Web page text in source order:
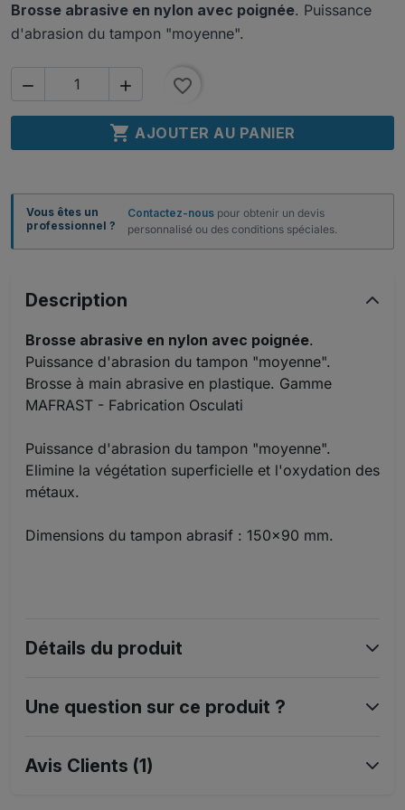
Brosse abrasive en nylon avec poignée. Puissance
d'abrasion du tampon "moyenne".
  favorite_border
 AJOUTER AU PANIER
Vous êtes un
professionnel ?
Contactez-nous pour obtenir un devis
personnalisé ou des conditions spéciales.
Description
Brosse abrasive en nylon avec poignée.
Puissance d'abrasion du tampon "moyenne".
Brosse à main abrasive en plastique. Gamme
MAFRAST - Fabrication Osculati
Puissance d'abrasion du tampon "moyenne".
Elimine la végétation superficielle et l'oxydation des
métaux.
Dimensions du tampon abrasif : 150x90 mm.
Détails du produit
Une question sur ce produit ?
Avis Clients (1)